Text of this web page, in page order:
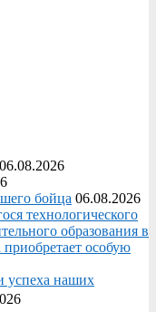
06.08.2026
бойца 06.08.2026
технологического
образования в
приобретает особую
успеха наших